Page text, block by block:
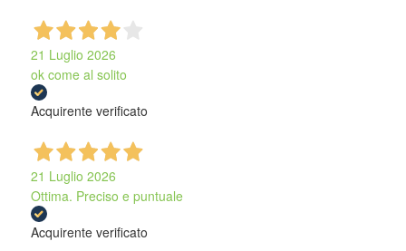
21 Luglio 2026
ok come al solito
Acquirente verificato
21 Luglio 2026
Ottima. Preciso e puntuale
Acquirente verificato